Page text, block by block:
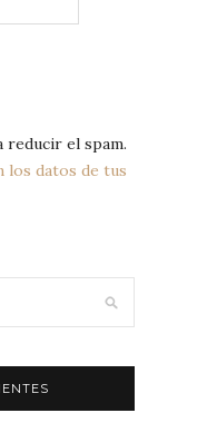
reducir el spam.
los datos de tus